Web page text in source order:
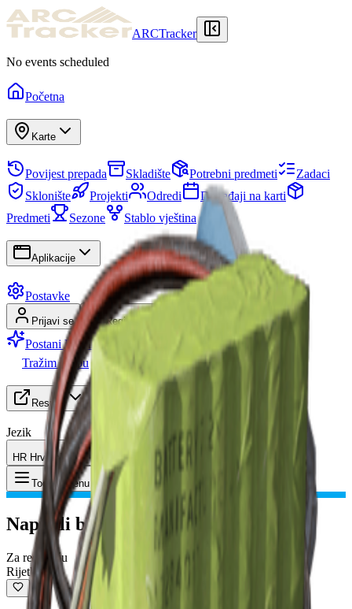
ARCTracker
No events scheduled
Početna
Karte
Povijest prepada Skladište Potrebni predmeti
Zadaci
Sklonište
Projekti Odredi
Događaji na karti
Predmeti
Sezone Stablo vještina
Aplikacije
Postavke
Prijavi se Registriraj se
Postani Premium
Tražim grupu
Resursi
Jezik
HR Hrvatski
Toggle Menu Predmet : Napukli bioskener
Napukli bioskener
Za reciklažu
Rijetko